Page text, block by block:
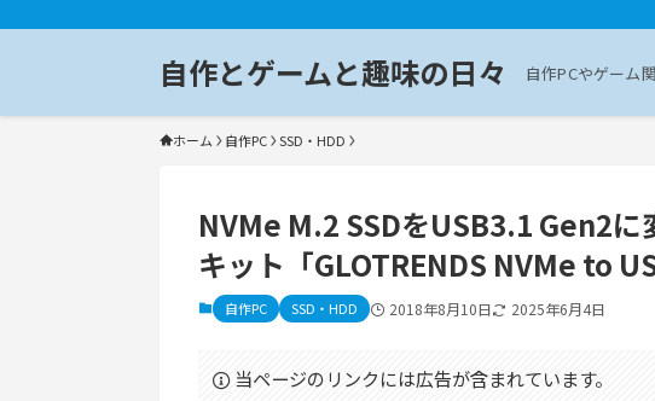
自作とゲームと趣味の日々 自作PCやゲーム
ホーム 自作PC SSD・HDD
NVMe M.2 SSDをUSB3.1 Gen2
キット「GLOTRENDS NVMe to
自作PC SSD・HDD 2018年8月10日 2025年6月4日
当ページのリンクには広告が含まれています。